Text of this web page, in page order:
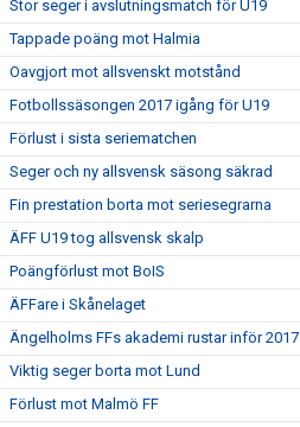
Stor seger i avslutningsmatch för U19
Tappade poäng mot Halmia
Oavgjort mot allsvenskt motstånd
Fotbollssäsongen 2017 igång för U19
Förlust i sista seriematchen
Seger och ny allsvensk säsong säkrad
Fin prestation borta mot seriesegrarna
ÄFF U19 tog allsvensk skalp
Poängförlust mot BoIS
ÄFFare i Skånelaget
Ängelholms FFs akademi rustar inför 2017
Viktig seger borta mot Lund
Förlust mot Malmö FF